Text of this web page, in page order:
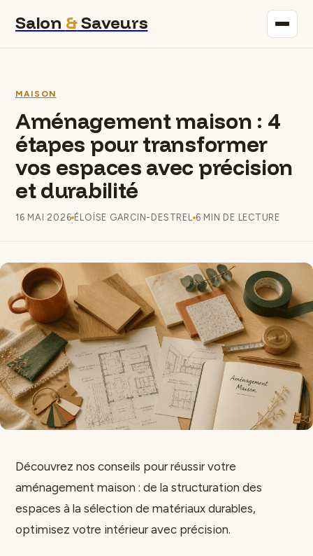
Salon &Saveurs
Gastronomie
Bricolage
Déco
MAISON
Aménagement maison : 4
étapes pour transformer
vos espaces avec précision
et durabilité
16 MAI 2026·ÉLOÏSE GARCIN-DESTREL·6 MIN DE LECTURE
Découvrez nos conseils pour réussir votre
aménagement maison : de la structuration des
espaces à la sélection de matériaux durables,
optimisez votre intérieur avec précision.